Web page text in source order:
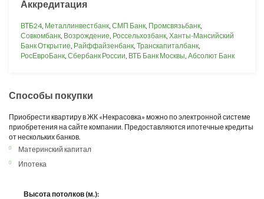
Аккредитация
ВТБ24, Металлинвестбанк, СМП Банк, Промсвязьбанк,
Совкомбанк, Возрождение, Россельхозбанк, Ханты-Мансийский
Банк Открытие, Райффайзенбанк, Транскапиталбанк,
РосЕвроБанк, Сбербанк России, ВТБ Банк Москвы, Абсолют Банк
Способы покупки
Приобрести квартиру в ЖК «Некрасовка» можно по электронной системе
приобретения на сайте компании. Предоставляются ипотечные кредиты
от нескольких банков.
Материнский капитал
Ипотека
Высота потолков (м.):